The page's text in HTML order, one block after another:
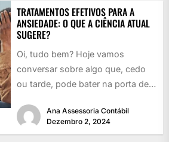
TRATAMENTOS EFETIVOS PARA A
ANSIEDADE: O QUE A CIÊNCIA ATUAL
SUGERE?
Oi, tudo bem? Hoje vamos
conversar sobre algo que, cedo
ou tarde, pode bater na porta de
Ana Assessoria Contábil
Dezembro 2, 2024